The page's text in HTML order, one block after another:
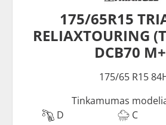
175/65R15
RELIAXTOURING
DCB70
175/65 R15
Tinkamumas
D
C